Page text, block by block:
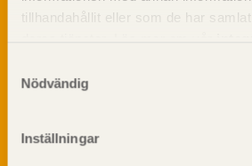
tillhandahållit eller som de har
Nödvändig
Inställningar
Vi värnar om personlig integritet vilket
Läs vårintegritetspolicy.